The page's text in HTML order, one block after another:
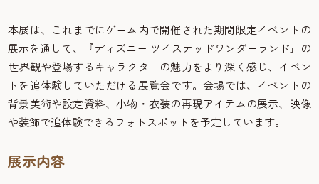
本展は、これまでにゲーム内で開催された期間限定イベントの
展示を通して、『ディズニー ツイステッドワンダーランド』の
世界観や登場するキャラクターの魅力をより深く感じ、イベン
トを追体験していただける展覧会です。会場では、イベントの
背景美術や設定資料、小物・衣装の再現アイテムの展示、映像
や装飾で追体験できるフォトスポットを予定しています。
展示内容